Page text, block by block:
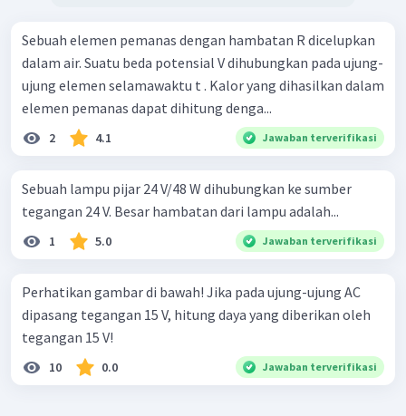
Sebuah elemen pemanas dengan hambatan R dicelupkan
dalam air. Suatu beda potensial V dihubungkan pada ujung-
ujung elemen selamawaktu t . Kalor yang dihasilkan dalam
elemen pemanas dapat dihitung denga...
2 4.1 Jawaban terverifikasi
Sebuah lampu pijar 24 V/48 W dihubungkan ke sumber
tegangan 24 V. Besar hambatan dari lampu adalah...
1 5.0 Jawaban terverifikasi
Perhatikan gambar di bawah! Jika pada ujung-ujung AC
dipasang tegangan 15 V, hitung daya yang diberikan oleh
tegangan 15 V!
10 0.0 Jawaban terverifikasi